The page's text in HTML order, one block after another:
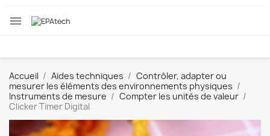

Accueil Aides techniques
Contrôler, adapter ou
mesurer les éléments des environnements physiques
Instruments de mesure
Compter les unités de valeur
Clicker Timer Digital